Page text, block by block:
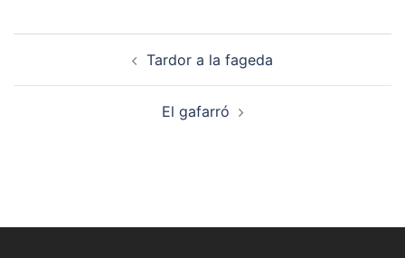
Tardor a la fageda
El gafarró